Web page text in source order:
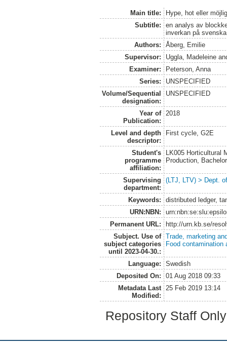
Main title:
Hype, hot eller
Subtitle:
en analys av
inverkan på
Authors:
Åberg, Emilie
Supervisor:
Uggla, Madeleine
Examiner:
Peterson, Anna
Series:
UNSPECIFIED
Volume/Sequential
designation:
UNSPECIFIED
Year of
Publication:
2018
Level and depth
descriptor:
First cycle, G2E
Student's
programme
affiliation:
LK005 Horticultural
Production,
Supervising
department:
(LTJ, LTV) > Dept.
Keywords:
distributed ledger,
URN:NBN:
Permanent URL:
http://urn.kb.se/
Subject. Use of
subject categories
until 2023-04-30.:
Trade, marketing
Food contamination
Language:
Swedish
Deposited On:
01 Aug 2018 09:33
Metadata Last
Modified:
25 Feb 2019 13:14
Repository Staff